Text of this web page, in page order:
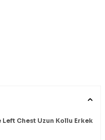
Chest Uzun Kollu Erkek